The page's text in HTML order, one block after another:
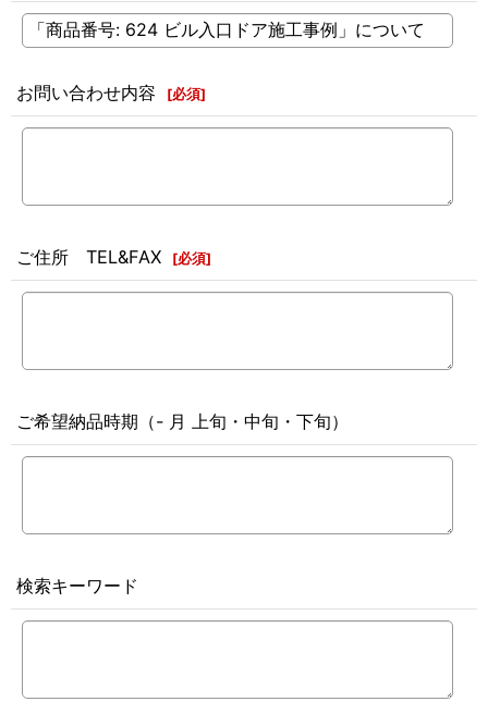
お問い合わせ内容 [必須]
ご住所 TEL&FAX [必須]
ご希望納品時期（- 月 上旬・中旬・下旬）
検索キーワード